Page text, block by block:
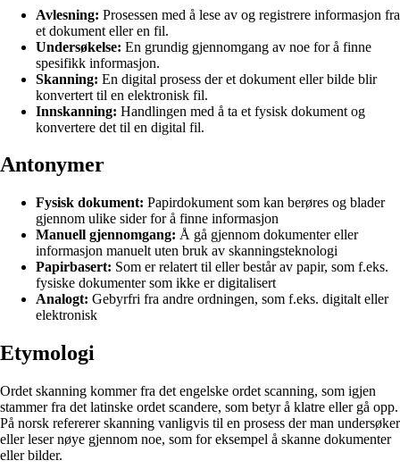
Avlesning: Prosessen med å lese av og registrere informasjon fra
et dokument eller en fil.
Undersøkelse: En grundig gjennomgang av noe for å finne
spesifikk informasjon.
Skanning: En digital prosess der et dokument eller bilde blir
konvertert til en elektronisk fil.
Innskanning: Handlingen med å ta et fysisk dokument og
konvertere det til en digital fil.
Antonymer
Fysisk dokument: Papirdokument som kan berøres og blader
gjennom ulike sider for å finne informasjon
Manuell gjennomgang: Å gå gjennom dokumenter eller
informasjon manuelt uten bruk av skanningsteknologi
Papirbasert: Som er relatert til eller består av papir, som f.eks.
fysiske dokumenter som ikke er digitalisert
Analogt: Gebyrfri fra andre ordningen, som f.eks. digitalt eller
elektronisk
Etymologi
Ordet skanning kommer fra det engelske ordet scanning, som igjen
stammer fra det latinske ordet scandere, som betyr å klatre eller gå opp.
På norsk refererer skanning vanligvis til en prosess der man undersøker
eller leser nøye gjennom noe, som for eksempel å skanne dokumenter
eller bilder.